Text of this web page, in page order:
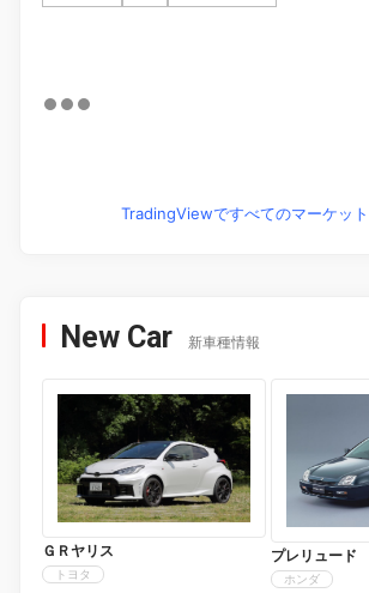
TradingViewですべてのマーケッ
New Car 新車種情報
ＧＲヤリス
トヨタ
プレリュード
ホンダ